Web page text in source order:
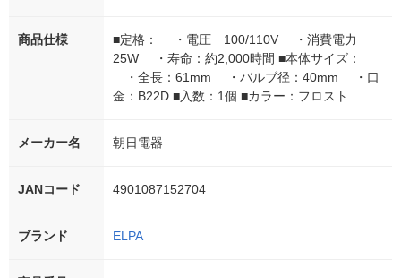
商品仕様
■定格： ・電圧 100/110V ・消費電力
25W ・寿命：約2,000時間 ■本体サイズ：
・全長：61mm ・バルブ径：40mm ・口
金：B22D ■入数：1個 ■カラー：フロスト
メーカー名 朝日電器
JANコード 4901087152704
ブランド ELPA